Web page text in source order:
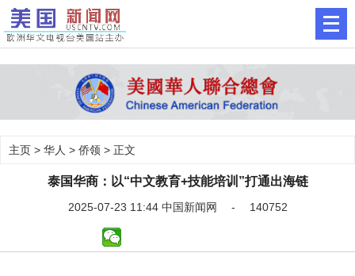
主页 > 华人 > 侨领 > 正文
泰国华商：以“中文教育+技能培训”打通出海链
2025-07-23 11:44 中国新闻网 - 140752